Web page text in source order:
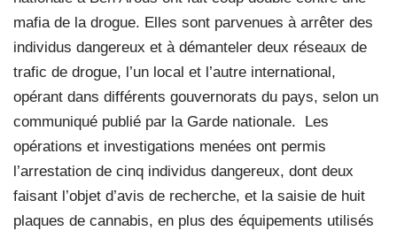
mafia de la drogue. Elles sont parvenues à arrêter des
individus dangereux et à démanteler deux réseaux de
trafic de drogue, l’un local et l’autre international,
opérant dans différents gouvernorats du pays, selon un
communiqué publié par la Garde nationale. Les
opérations et investigations menées ont permis
l’arrestation de cinq individus dangereux, dont deux
faisant l’objet d’avis de recherche, et la saisie de huit
plaques de cannabis, en plus des équipements utilisés